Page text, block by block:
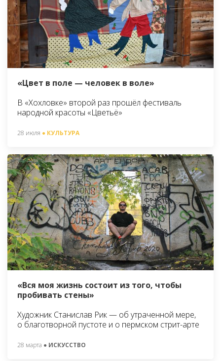
«Цвет в поле — человек в воле»
В «Хохловке» второй раз прошёл фестиваль
народной красоты «Цветьё»
28 июля ● КУЛЬТУРА
«Вся моя жизнь состоит из того, чтобы
пробивать стены»
Художник Станислав Рик — об утраченной мере,
о благотворной пустоте и о пермском стрит-арте
28 марта ● ИСКУССТВО